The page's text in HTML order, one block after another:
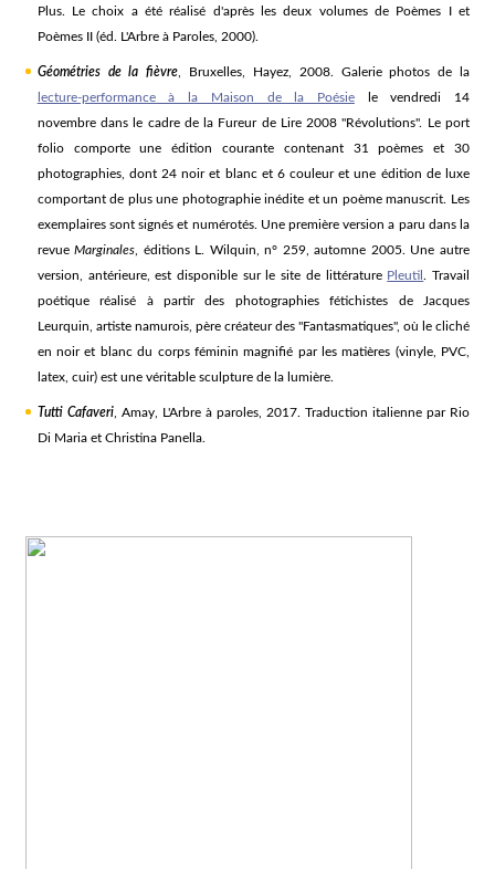
Plus. Le choix a été réalisé d'après les deux volumes de Poèmes I et
Poèmes II (éd. L'Arbre à Paroles, 2000).
Géométries de la fièvre , Bruxelles, Hayez, 2008. Galerie photos de la
lecture-performance à la Maison de la Poésiele vendredi 14
novembre dans le cadre de la Fureur de Lire 2008 "Révolutions". Le port
folio comporte une édition courante contenant 31 poèmes et 30
photographies, dont 24 noir et blanc et 6 couleur et une édition de luxe
comportant de plus une photographie inédite et un poème manuscrit. Les
exemplaires sont signés et numérotés. Une première version a paru dans la
revueMarginales , éditions L. Wilquin, n° 259, automne 2005. Une autre
version, antérieure, est disponible sur le site de littérature Pleutil . Travail
poétique réalisé à partir des photographies fétichistes de Jacques
Leurquin, artiste namurois, père créateur des "Fantasmatiques", où le cliché
en noir et blanc du corps féminin magnifié par les matières (vinyle, PVC,
latex, cuir) est une véritable sculpture de la lumière.
Tutti Cafaveri, Amay, L'Arbre à paroles, 2017. Traduction italienne par Rio
Di Maria et Christina Panella.